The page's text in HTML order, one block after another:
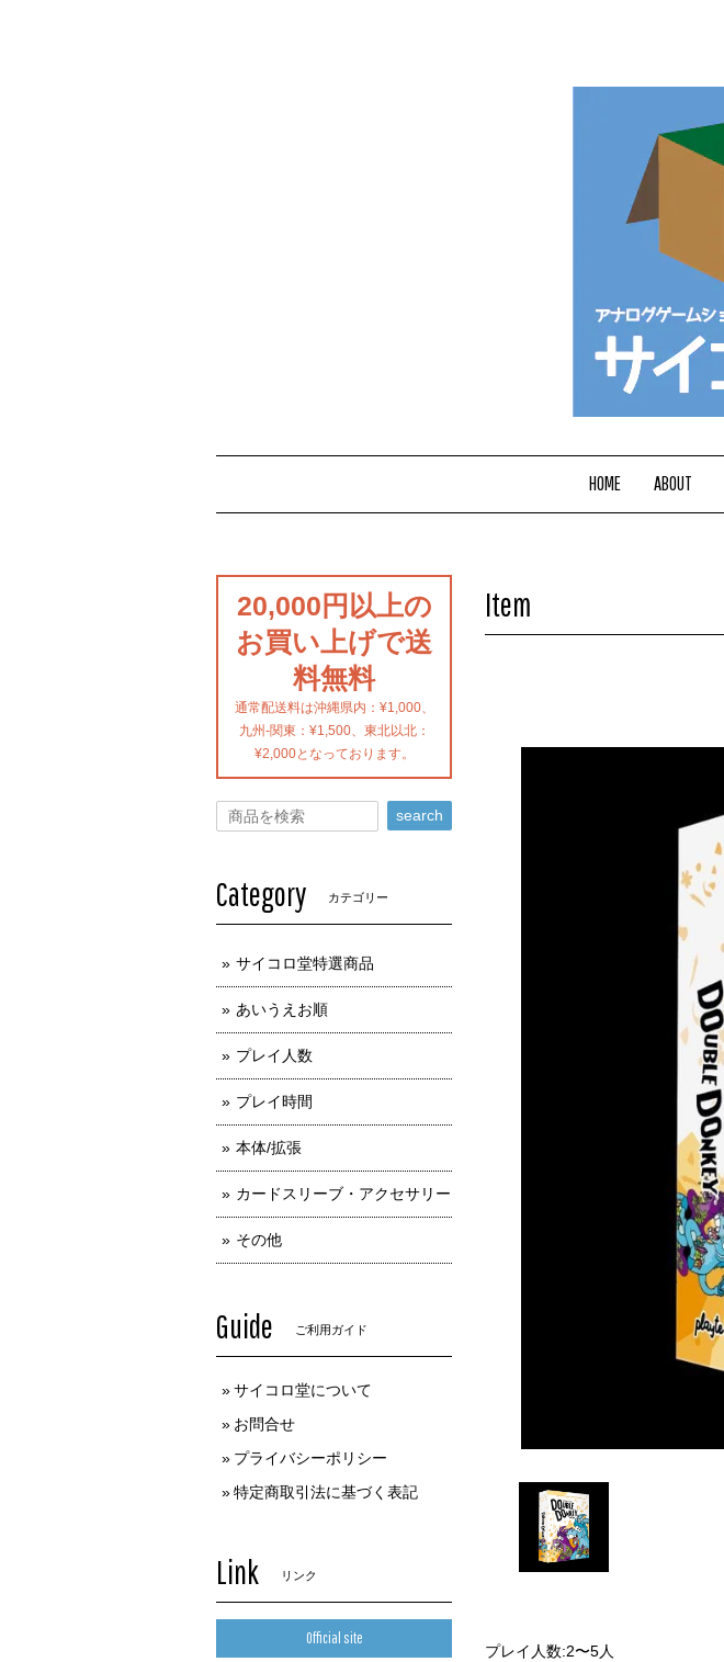
HOME ABOUT
Item
プレイ人数:2〜5人
20,000円以上の
お買い上げで送
料無料
通常配送料は沖縄県内：¥1,000、
九州-関東：¥1,500、東北以北：
¥2,000となっております。
search
Category カテゴリー
サイコロ堂特選商品
あいうえお順
プレイ人数
プレイ時間
本体/拡張
カードスリーブ・アクセサリー
その他
Guide ご利用ガイド
サイコロ堂について
お問合せ
プライバシーポリシー
特定商取引法に基づく表記
Link リンク
Official site